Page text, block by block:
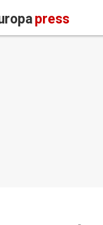
press